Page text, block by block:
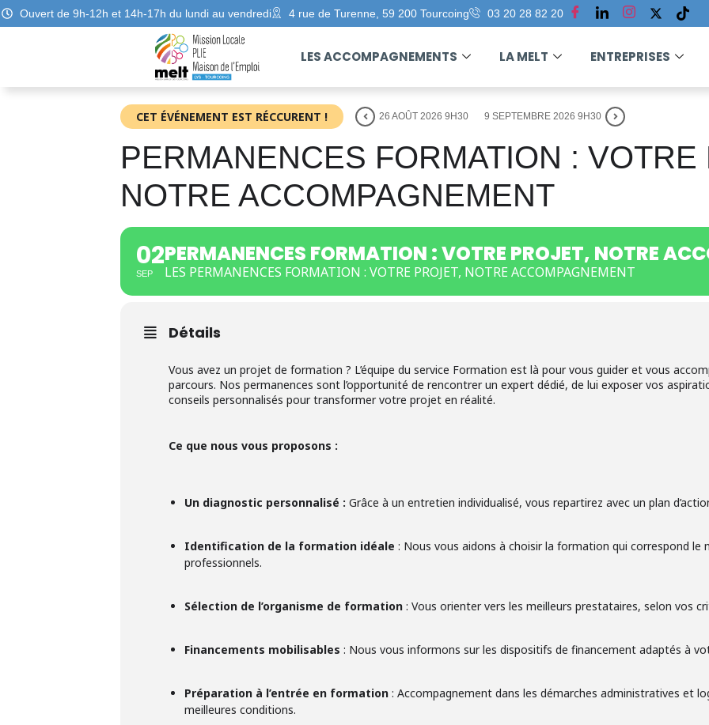
Ouvert de 9h-12h et 14h-17h du lundi au vendredi 4 rue de Turenne, 59 200 Tourcoing 03 20 28 82 20
LES ACCOMPAGNEMENTS LA MELT ENTREPRISES
CET ÉVÉNEMENT EST RÉCCURENT ! 26 AOÛT 2026 9H30 9 SEPTEMBRE 2026 9H30
PERMANENCES FORMATION : VOTRE
NOTRE ACCOMPAGNEMENT
02
SEP
PERMANENCES FORMATION : VOTRE PROJET, NOTRE
LES PERMANENCES FORMATION : VOTRE PROJET, NOTRE ACCOMPAGNEMENT
Détails
Vous avez un projet de formation ? L’équipe du service Formation est là pour vous guider et vous
parcours. Nos permanences sont l’opportunité de rencontrer un expert dédié, de lui exposer vos
conseils personnalisés pour transformer votre projet en réalité.
Ce que nous vous proposons :
Un diagnostic personnalisé : Grâce à un entretien individualisé, vous repartirez avec un plan
Identification de la formation idéale : Nous vous aidons à choisir la formation qui correspond le
professionnels.
Sélection de l’organisme de formation : Vous orienter vers les meilleurs prestataires, selon vos
Financements mobilisables : Nous vous informons sur les dispositifs de financement adaptés à
Préparation à l’entrée en formation : Accompagnement dans les démarches administratives et
meilleures conditions.